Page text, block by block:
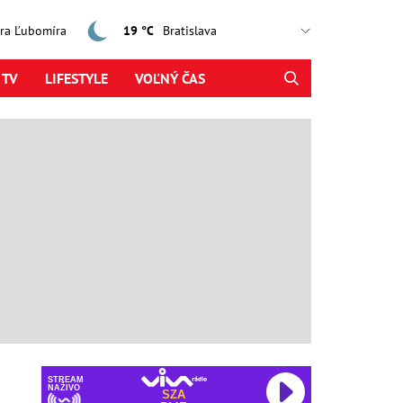
Ľubomíra 19 °C
LIFESTYLE VOĽNÝ ČAS
STREAM
NAŽIVO
SZA